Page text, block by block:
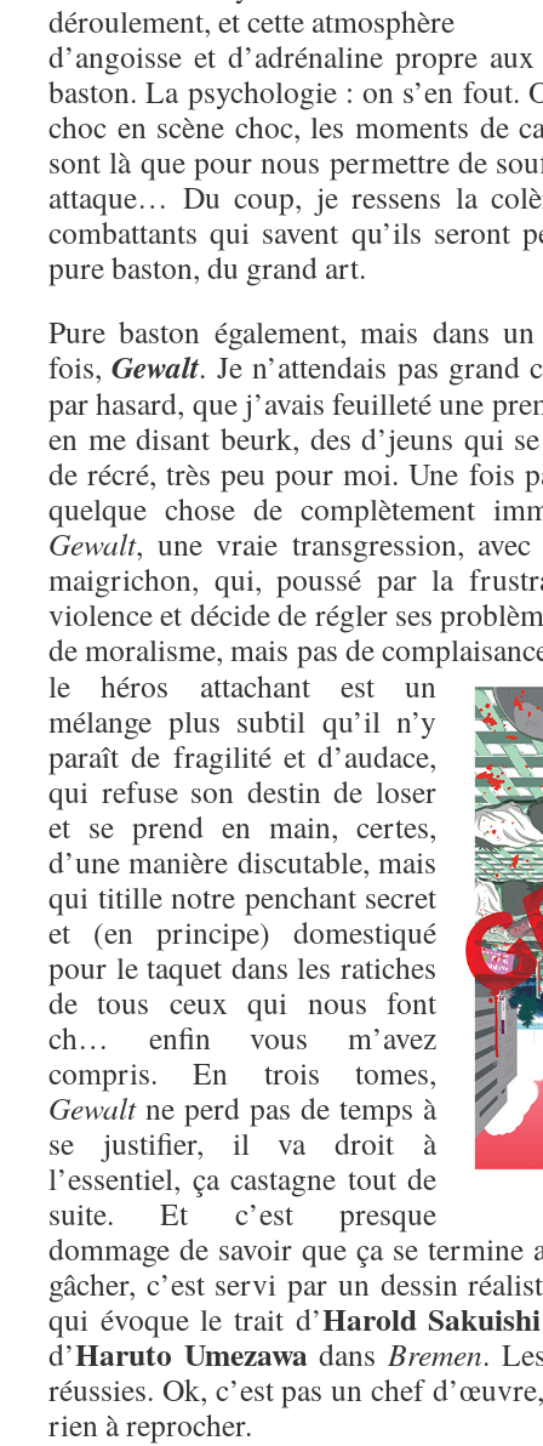
déroulement, et cette atmosphère
d’angoisse et d’adrénaline propre
baston. La psychologie : on s’en fout.
choc en scène choc, les moments de
sont là que pour nous permettre de
attaque… Du coup, je ressens la
combattants qui savent qu’ils seront
pure baston, du grand art.
Pure baston également, mais dans
fois,Gewalt. Je n’attendais pas grand
par hasard, que j’avais feuilleté une
en me disant beurk, des d’jeuns qui
de récré, très peu pour moi. Une fois
quelque chose de complètement
Gewalt, une vraie transgression,
maigrichon, qui, poussé par la
violence et décide de régler ses
de moralisme, mais pas de
le héros attachant est un
mélange plus subtil qu’il n’y
paraît de fragilité et d’audace,
qui refuse son destin de loser
et se prend en main, certes,
d’une manière discutable, mais
qui titille notre penchant secret
et (en principe) domestiqué
pour le taquet dans les ratiches
de tous ceux qui nous font
ch… enfin vous m’avez
compris. En trois tomes,
Gewaltne perd pas de temps à
se justifier, il va droit à
l’essentiel, ça castagne tout de
suite. Et c’est presque
dommage de savoir que ça se
gâcher, c’est servi par un dessin
qui évoque le trait d’Harold Sakuishi
d’Haruto UmezawadansBremen.
réussies. Ok, c’est pas un chef
rien à reprocher.